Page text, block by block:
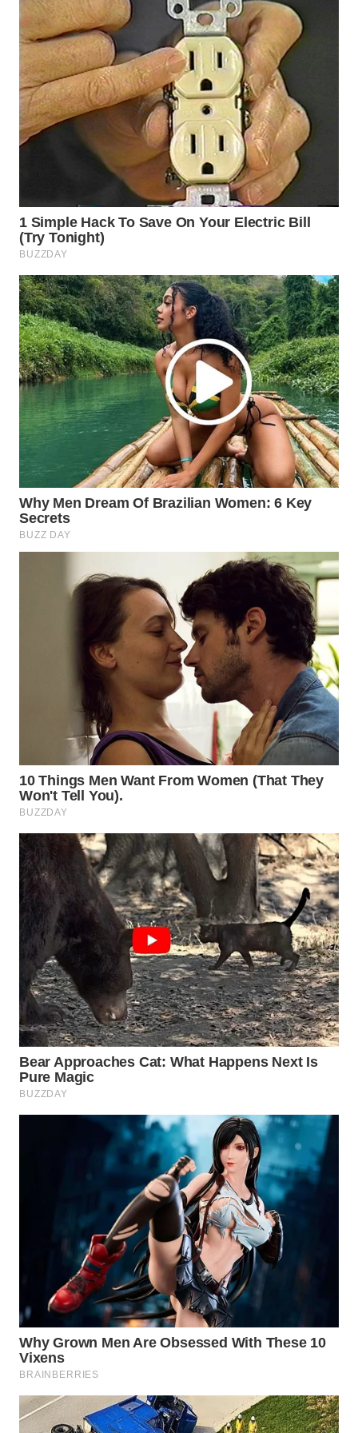
WN
CIREBON
WN
INDRAMAYU
WN
MAJALENGKA
WN
WN
SUKABUMI
WN
PURWAKARTA
WN
PRIANGAN
TIMUR
WN
SEMARANG
BOROBUDUR
SURABAYA
WN
NATUNA
WN
BINTAN
WN
MANDALIKA
WN
LIKUPANG
WN
LABUANBAJO
WN
BORNEO
NEWS
WAHANA
TANI
WAHANA
ADVOKAT
WAHANA
INFRASTRUKTUR